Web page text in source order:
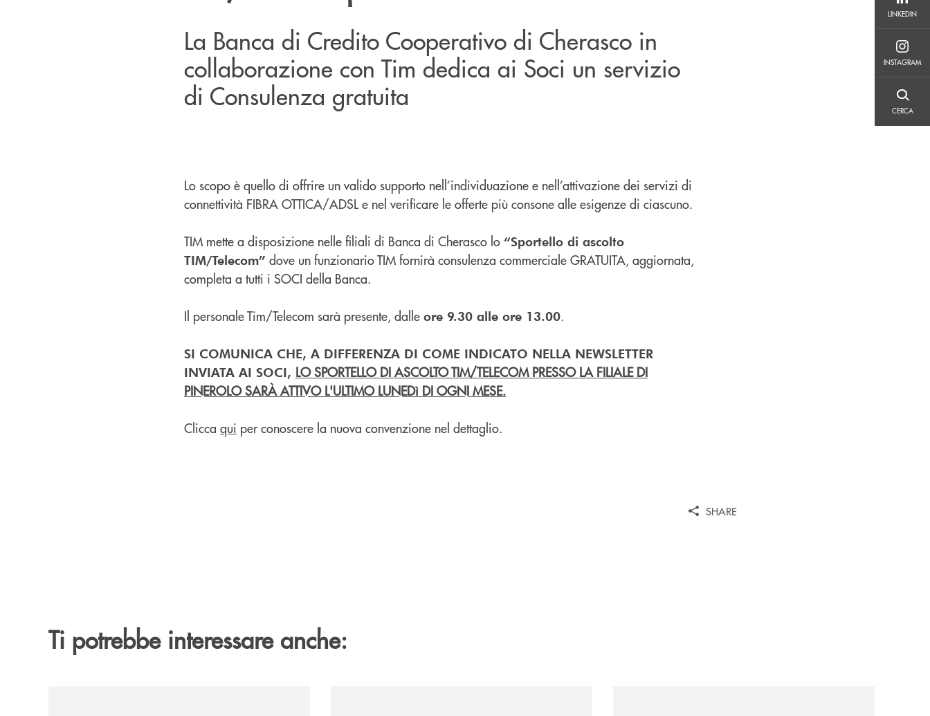
LINKEDIN
INSTAGRAM
CERCA
La Banca di Credito Cooperativo di Cherasco in
collaborazione con Tim dedica ai Soci un servizio
di Consulenza gratuita
Lo scopo è quello di offrire un valido supporto nell’individuazione e nell’attivazione dei servizi di
connettività FIBRA OTTICA/ADSL e nel verificare le offerte più consone alle esigenze di ciascuno.
TIM mette a disposizione nelle filiali di Banca di Cherasco lo “Sportello di ascolto
TIM/Telecom” dove un funzionario TIM fornirà consulenza commerciale GRATUITA, aggiornata,
completa a tutti i SOCI della Banca.
Il personale Tim/Telecom sarà presente, dalle ore 9.30 alle ore 13.00.
SI COMUNICA CHE, A DIFFERENZA DI COME INDICATO NELLA NEWSLETTER
INVIATA AI SOCI, LO SPORTELLO DI ASCOLTO TIM/TELECOM PRESSO LA FILIALE DI
PINEROLO SARÀ ATTIVO L'ULTIMO LUNEDì DI OGNI MESE.
Clicca qui per conoscere la nuova convenzione nel dettaglio.
SHARE
Ti potrebbe interessare anche: